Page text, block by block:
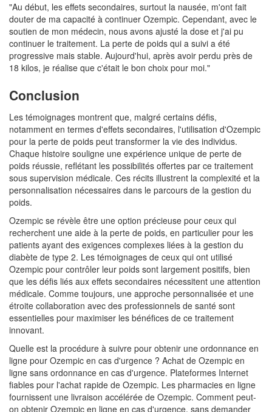
"Au début, les effets secondaires, surtout la nausée, m'ont fait
douter de ma capacité à continuer Ozempic. Cependant, avec le
soutien de mon médecin, nous avons ajusté la dose et j'ai pu
continuer le traitement. La perte de poids qui a suivi a été
progressive mais stable. Aujourd'hui, après avoir perdu près de
18 kilos, je réalise que c'était le bon choix pour moi."
Conclusion
Les témoignages montrent que, malgré certains défis,
notamment en termes d'effets secondaires, l'utilisation d'Ozempic
pour la perte de poids peut transformer la vie des individus.
Chaque histoire souligne une expérience unique de perte de
poids réussie, reflétant les possibilités offertes par ce traitement
sous supervision médicale. Ces récits illustrent la complexité et la
personnalisation nécessaires dans le parcours de la gestion du
poids.
Ozempic se révèle être une option précieuse pour ceux qui
recherchent une aide à la perte de poids, en particulier pour les
patients ayant des exigences complexes liées à la gestion du
diabète de type 2. Les témoignages de ceux qui ont utilisé
Ozempic pour contrôler leur poids sont largement positifs, bien
que les défis liés aux effets secondaires nécessitent une attention
médicale. Comme toujours, une approche personnalisée et une
étroite collaboration avec des professionnels de santé sont
essentielles pour maximiser les bénéfices de ce traitement
innovant.
Quelle est la procédure à suivre pour obtenir une ordonnance en
ligne pour Ozempic en cas d'urgence ? Achat de Ozempic en
ligne sans ordonnance en cas d'urgence. Plateformes Internet
fiables pour l'achat rapide de Ozempic. Les pharmacies en ligne
fournissent une livraison accélérée de Ozempic. Comment peut-
on obtenir Ozempic en ligne en cas d'urgence, sans demander